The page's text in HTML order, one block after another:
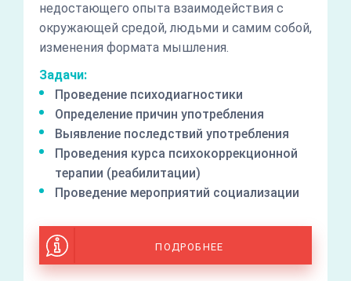
недостающего опыта взаимодействия с
окружающей средой, людьми и самим собой,
изменения формата мышления.
Задачи:
Проведение психодиагностики
Определение причин употребления
Выявление последствий употребления
Проведения курса психокоррекционной
терапии (реабилитации)
Проведение мероприятий социализации
ПОДРОБНЕЕ